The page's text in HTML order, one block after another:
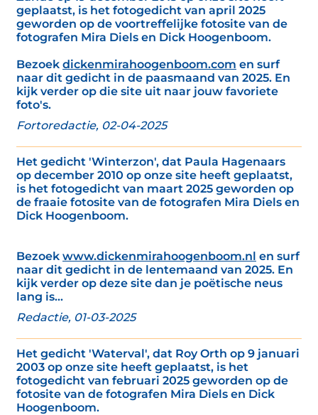
geplaatst, is het fotogedicht van april 2025
geworden op de voortreffelijke fotosite van de
fotografen Mira Diels en Dick Hoogenboom.
Bezoek dickenmirahoogenboom.com en surf
naar dit gedicht in de paasmaand van 2025. En
kijk verder op die site uit naar jouw favoriete
foto's.
Fortoredactie, 02-04-2025
Het gedicht 'Winterzon', dat Paula Hagenaars
op december 2010 op onze site heeft geplaatst,
is het fotogedicht van maart 2025 geworden op
de fraaie fotosite van de fotografen Mira Diels en
Dick Hoogenboom.
Bezoek www.dickenmirahoogenboom.nl en surf
naar dit gedicht in de lentemaand van 2025. En
kijk verder op deze site dan je poëtische neus
lang is...
Redactie, 01-03-2025
Het gedicht 'Waterval', dat Roy Orth op 9 januari
2003 op onze site heeft geplaatst, is het
fotogedicht van februari 2025 geworden op de
fotosite van de fotografen Mira Diels en Dick
Hoogenboom.